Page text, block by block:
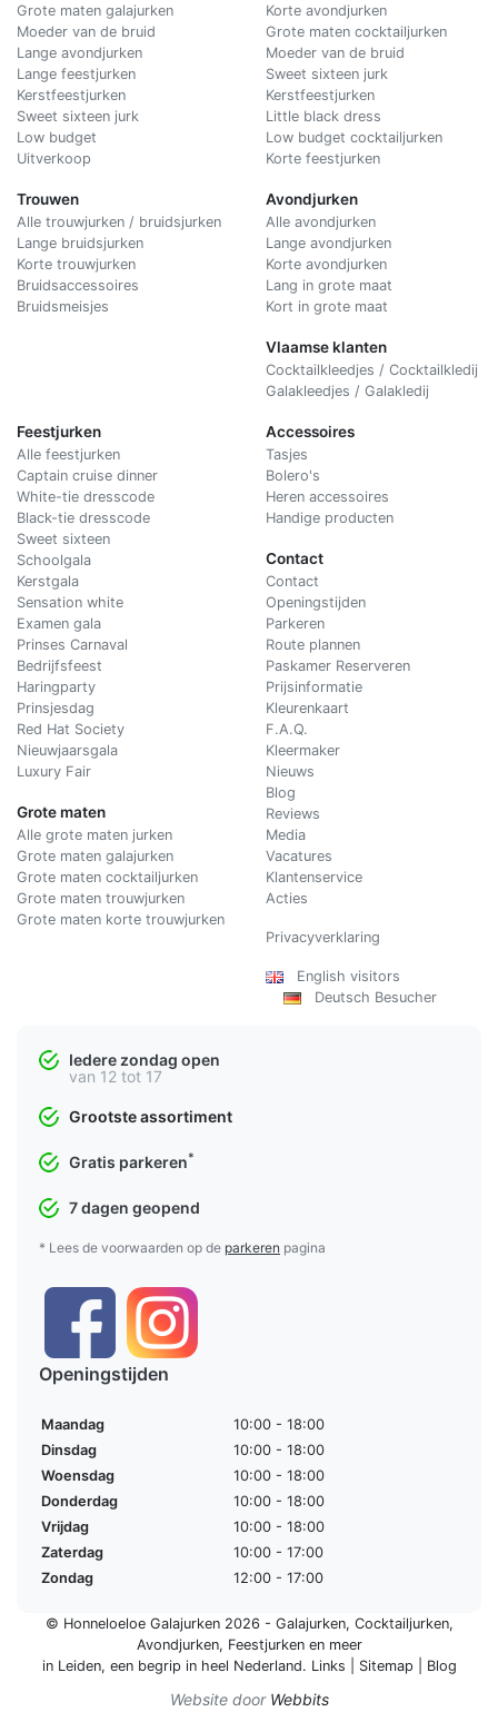
Grote maten galajurken
Moeder van de bruid
Lange avondjurken
Lange feestjurken
Kerstfeestjurken
Sweet sixteen jurk
Low budget
Uitverkoop
Trouwen
Alle trouwjurken / bruidsjurken
Lange bruidsjurken
Korte trouwjurken
Bruidsaccessoires
Bruidsmeisjes
Korte avondjurken
Grote maten cocktailjurken
Moeder van de bruid
Sweet sixteen jurk
Kerstfeestjurken
Little black dress
Low budget cocktailjurken
Korte feestjurken
Avondjurken
Alle avondjurken
Lange avondjurken
Korte avondjurken
Lang in grote maat
Kort in grote maat
Vlaamse klanten
Cocktailkleedjes / Cocktailkledij
Galakleedjes / Galakledij
Feestjurken
Alle feestjurken
Captain cruise dinner
White-tie dresscode
Black-tie dresscode
Sweet sixteen
Schoolgala
Kerstgala
Sensation white
Examen gala
Prinses Carnaval
Bedrijfsfeest
Haringparty
Prinsjesdag
Red Hat Society
Nieuwjaarsgala
Luxury Fair
Grote maten
Alle grote maten jurken
Grote maten galajurken
Grote maten cocktailjurken
Grote maten trouwjurken
Grote maten korte trouwjurken
Accessoires
Tasjes
Bolero's
Heren accessoires
Handige producten
Contact
Contact
Openingstijden
Parkeren
Route plannen
Paskamer Reserveren
Prijsinformatie
Kleurenkaart
F.A.Q.
Kleermaker
Nieuws
Blog
Reviews
Media
Vacatures
Klantenservice
Acties
Privacyverklaring
English visitors
Deutsch Besucher
Iedere zondag open
van 12 tot 17
Grootste assortiment
Gratis parkeren*
7 dagen geopend
* Lees de voorwaarden op de parkeren pagina
Openingstijden
Maandag
10:00 - 18:00
Dinsdag
10:00 - 18:00
Woensdag
10:00 - 18:00
Donderdag
10:00 - 18:00
Vrijdag
10:00 - 18:00
Zaterdag
10:00 - 17:00
Zondag
12:00 - 17:00
© Honneloeloe Galajurken 2026 - Galajurken, Cocktailjurken,
Avondjurken, Feestjurkenen meer
in Leiden, een begrip in heel Nederland. Links Sitemap Blog
Website door Webbits